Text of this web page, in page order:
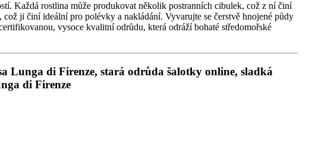
Každá rostlina může produkovat několik postranních cibulek, což z ní činí
ji činí ideální pro polévky a nakládání. Vyvarujte se čerstvě hnojené půdy
vysoce kvalitní odrůdu, která odráží bohaté středomořské
Lunga di Firenze, stará odrůda šalotky online, sladká
di Firenze